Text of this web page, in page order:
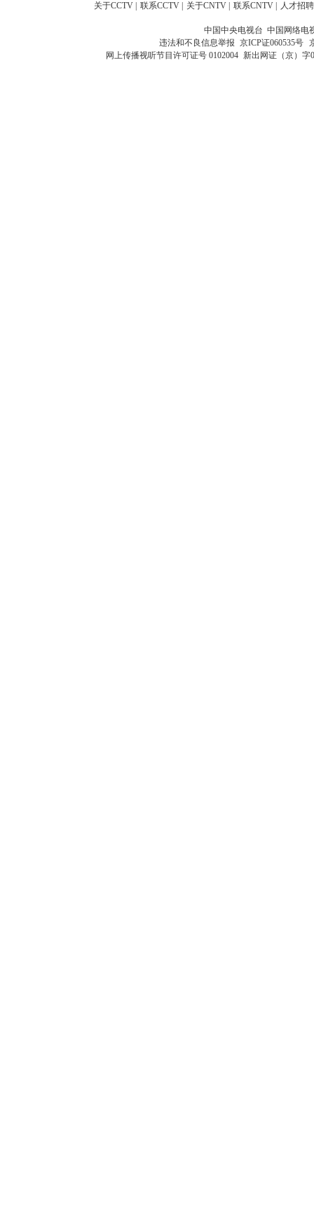
关于CCTV 联系CCTV 关于CNTV 联系CNTV 人才招聘
中国中央电视台 中国网络电
违法和不良信息举报 京ICP证060535号
网上传播视听节目许可证号 0102004 新出网证（京）